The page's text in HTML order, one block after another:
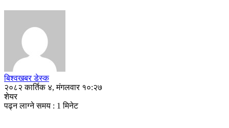
बिश्वखबर डेस्क
२०८२ कार्तिक ४, मंगलवार १०:२७
शेयर
पढ्न लाग्ने समय : 1 मिनेट